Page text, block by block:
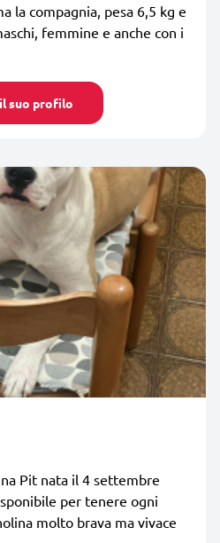
la compagnia, pesa 6,5 kg e
femmine e anche con i
suo profilo
Pit nata il 4 settembre
per tenere ogni
molto brava ma vivace